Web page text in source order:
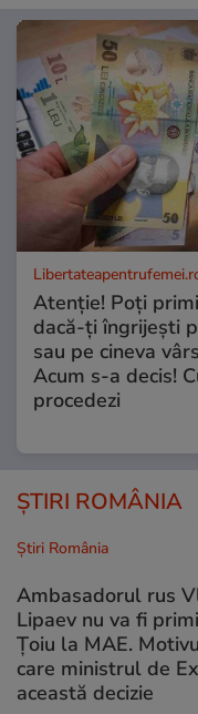
Atenție! Poți
dacă-ți îngrijești
sau pe cineva
Acum s-a decis!
procedezi
ȘTIRI ROMÂNIA
Știri România
Ambasadorul rus
Lipaev nu va fi
Țoiu la MAE.
care ministrul de
această decizie